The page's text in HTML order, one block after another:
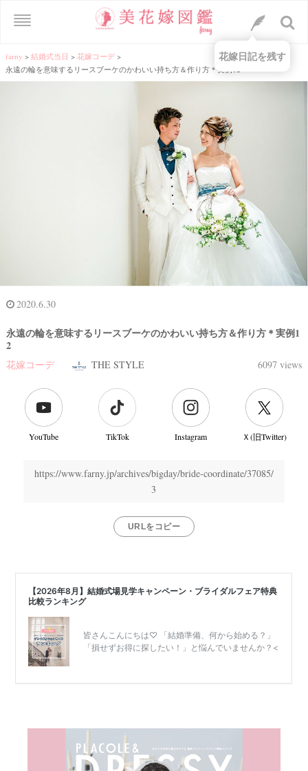
farny > 結婚式当日 > 花嫁コーデ >
永遠の輪を意味するリースブーケのかわいい持ち方＆作り方＊実例12
2020.6.30
永遠の輪を意味するリースブーケのかわいい持ち方＆作り方＊実例1
2
花嫁コーデ THE STYLE 6097 views
YouTube TikTok Instagram Ｘ(旧Twitter)
https://www.farny.jp/archives/bigday/bride-coordinate/37085/
3
URLをコピー
花嫁日記を残す
結